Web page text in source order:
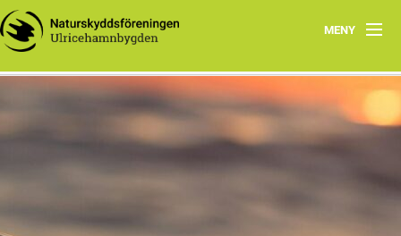
MENY
Hem
Verksamhetsberättelser
Ulricehamnsbygden
Välkommen till Ulricehamnsbygden